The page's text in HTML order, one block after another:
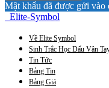
Mật khẩu đã được gửi vào
Elite-Symbol
Về Elite Symbol
Sinh Trắc Học Dấu Vân
Tin Tức
Bảng Tin
Bảng Giá